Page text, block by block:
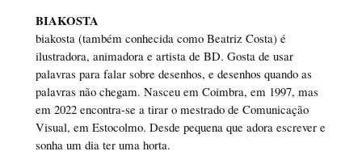
BIAKOSTA
biakosta (também conhecida como Beatriz Costa) é
ilustradora, animadora e artista de BD. Gosta de usar
palavras para falar sobre desenhos, e desenhos quando as
palavras não chegam. Nasceu em Coimbra, em 1997, mas
em 2022 encontra-se a tirar o mestrado de Comunicação
Visual, em Estocolmo. Desde pequena que adora escrever e
sonha um dia ter uma horta.